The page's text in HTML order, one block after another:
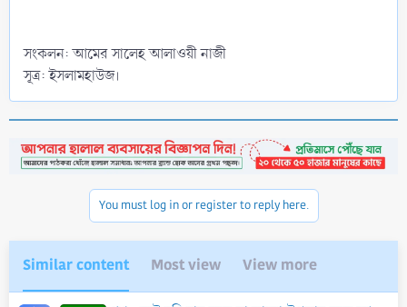
সংকলন: আমের সালেহ আলাওয়ী নাজী
সূত্র: ইসলামহাউজ।
You must log in or register to reply here.
Similar content Most view View more